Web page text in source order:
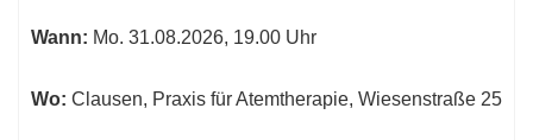
Wann: Mo. 31.08.2026, 19.00 Uhr
Wo: Clausen, Praxis für Atemtherapie, Wiesenstraße 25